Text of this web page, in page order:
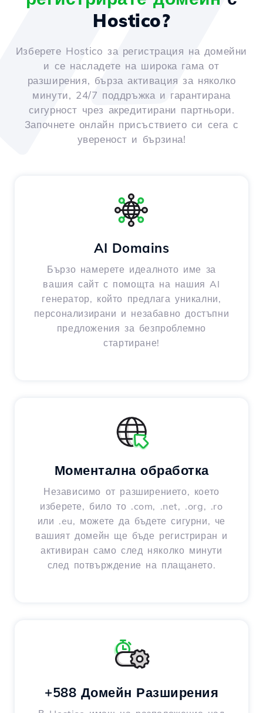
Hostico?
Изберете Hostico за регистрация на домейни
и се насладете на широка гама от
разширения, бърза активация за няколко
минути, 24/7 поддръжка и гарантирана
сигурност чрез акредитирани партньори.
Започнете онлайн присъствието си сега с
увереност и бързина!
AI Domains
Бързо намерете идеалното име за
вашия сайт с помощта на нашия AI
генератор, който предлага уникални,
персонализирани и незабавно достъпни
предложения за безпроблемно
стартиране!
Моментална обработка
Независимо от разширението, което
изберете, било то .com, .net, .org, .ro
или .eu, можете да бъдете сигурни, че
вашият домейн ще бъде регистриран и
активиран само след няколко минути
след потвърждение на плащането.
+588 Домейн Разширения